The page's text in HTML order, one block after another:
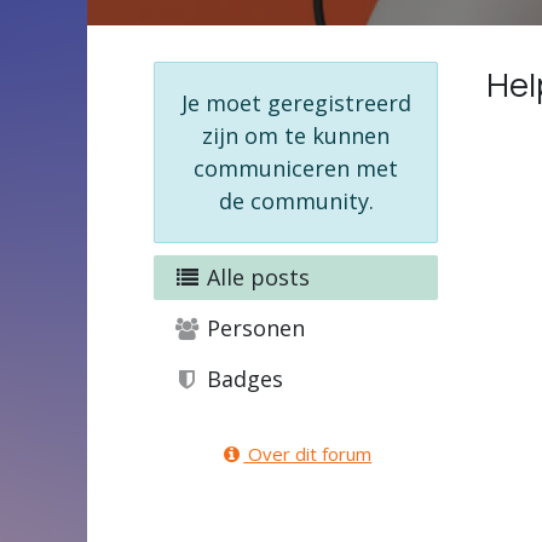
Je moet geregistreerd
zijn om te kunnen
communiceren met
de community.
Alle posts
Personen
Badges
Over dit forum